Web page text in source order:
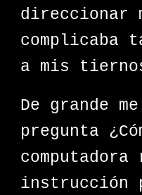
direccionar
complicaba
a mis
De grande
pregunta
instrucción